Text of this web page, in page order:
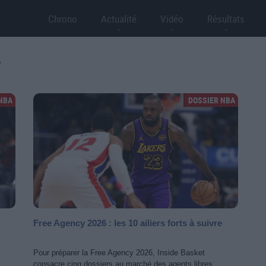
Chrono Actualité Vidéo Résultats
DOSSIER NBA
Free Agency 2026 : les 10 ailiers forts à suivre
Pour préparer la Free Agency 2026, Inside Basket
consacre cinq dossiers au marché des agents libres.